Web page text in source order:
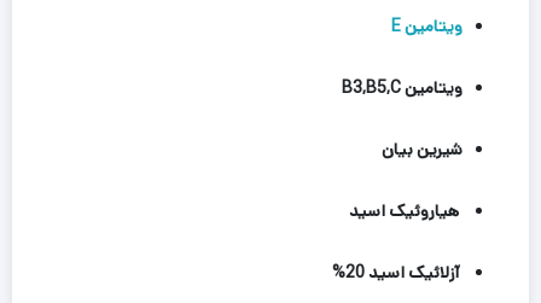
ویتامین E
ویتامین B3,B5,C
شیرین بیان
هیاروئیک اسید
آزلائیک اسید 20%